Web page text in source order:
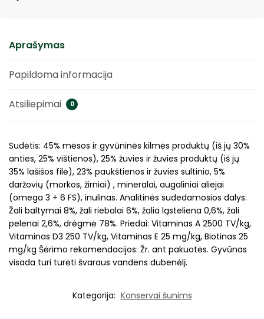
Aprašymas
Papildoma informacija
Atsiliepimai 0
Sudėtis: 45% mėsos ir gyvūninės kilmės produktų (iš jų 30%
anties, 25% vištienos), 25% žuvies ir žuvies produktų (iš jų
35% lašišos filė), 23% paukštienos ir žuvies sultinio, 5%
daržovių (morkos, žirniai) , mineralai, augaliniai aliejai
(omega 3 + 6 FS), inulinas. Analitinės sudedamosios dalys:
Žali baltymai 8%, žali riebalai 6%, žalia ląsteliena 0,6%, žali
pelenai 2,6%, drėgmė 78%. Priedai: Vitaminas A 2500 TV/kg,
Vitaminas D3 250 TV/kg, Vitaminas E 25 mg/kg, Biotinas 25
mg/kg Šėrimo rekomendacijos: Žr. ant pakuotės. Gyvūnas
visada turi turėti švaraus vandens dubenėlį.
Kategorija: Konservai šunims